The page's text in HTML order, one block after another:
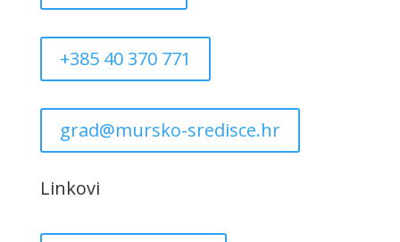
+385 40 370 771
grad@mursko-sredisce.hr
Linkovi